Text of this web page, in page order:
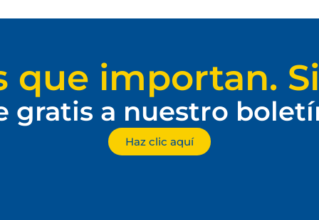
que importan.
gratis a nuestro
Haz clic aquí